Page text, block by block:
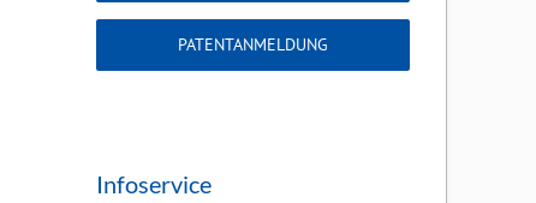
PATENTANMELDUNG
Infoservice